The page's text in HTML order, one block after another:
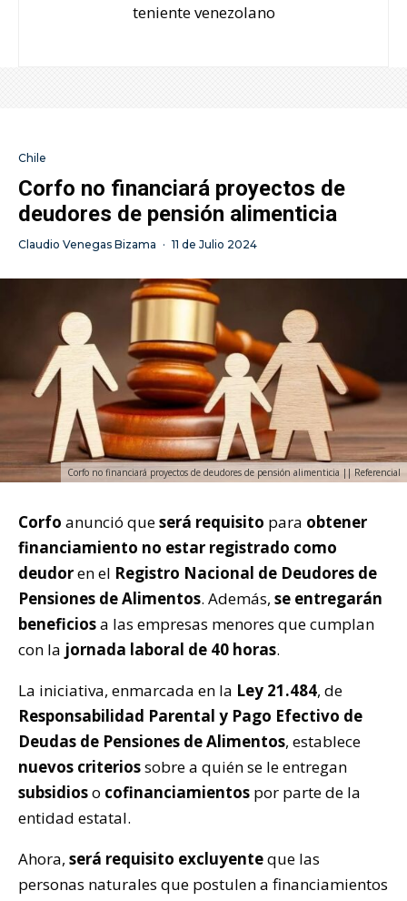
teniente venezolano
Chile
Corfo no financiará proyectos de
deudores de pensión alimenticia
Claudio Venegas Bizama · 11 de Julio 2024
Corfo no financiará proyectos de deudores de pensión alimenticia || Referencial
Corfo anunció queserá requisito para obtener
financiamiento no estar registrado como
deudoren el Registro Nacional de Deudores de
Pensiones de Alimentos. Además, se entregarán
beneficiosa las empresas menores que cumplan
con la jornada laboral de 40 horas.
La iniciativa, enmarcada en la Ley 21.484, de
Responsabilidad Parental y Pago Efectivo de
Deudas de Pensiones de Alimentos, establece
nuevos criteriossobre a quién se le entregan
subsidioso cofinanciamientos por parte de la
entidad estatal.
Ahora, será requisito excluyenteque las
personas naturales que postulen a financiamientos